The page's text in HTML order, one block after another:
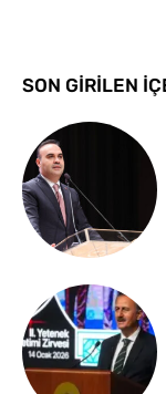
SON GİRİLEN